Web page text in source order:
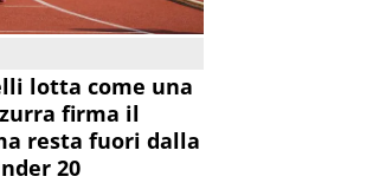
lotta come una
firma il
resta fuori dalla
20